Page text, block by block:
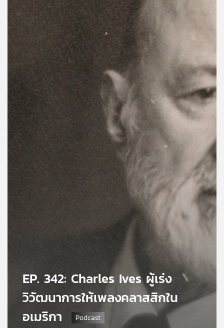
สต์
ของ
คุณ
เพลง
บทความ
ข่าว
กิจกรรม
EP. 342: Charles Ives ผู้เร่ง
วิวัฒนาการให้เพลงคลาสสิกใน
อเมริกา